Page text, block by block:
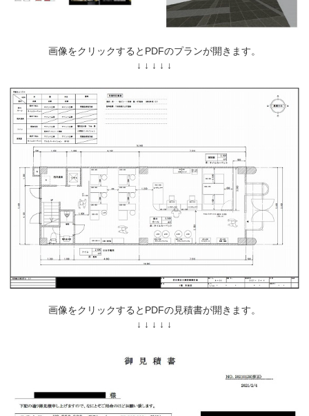
画像をクリックするとPDFのプランが開きます。
↓ ↓ ↓ ↓ ↓
画像をクリックするとPDFの見積書が開きます。
↓ ↓ ↓ ↓ ↓